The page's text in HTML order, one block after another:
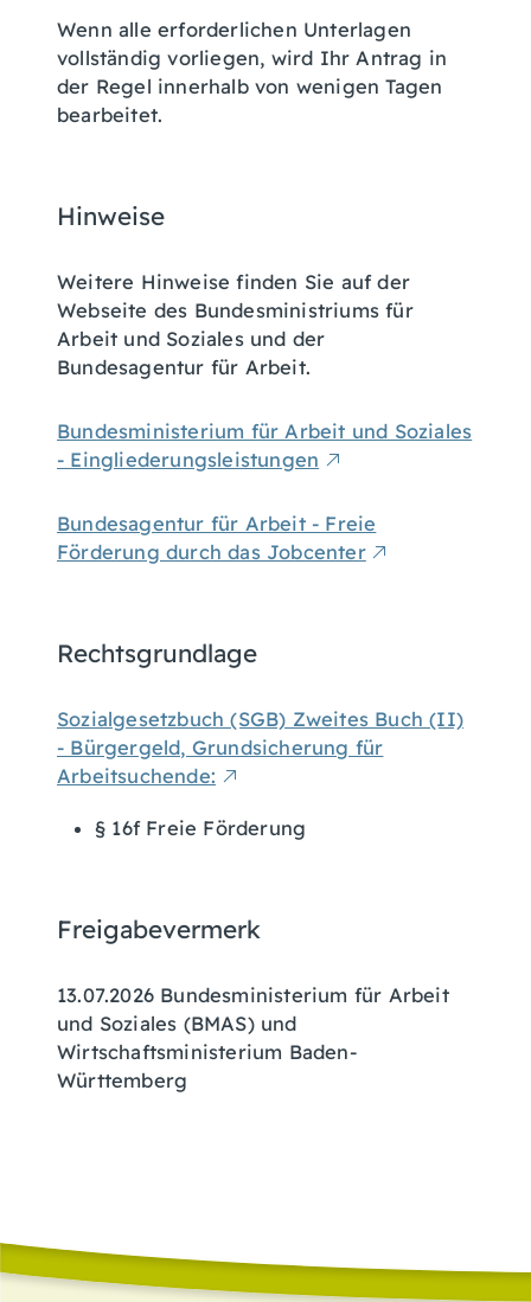
Wenn alle erforderlichen Unterlagen
vollständig vorliegen, wird Ihr Antrag in
der Regel innerhalb von wenigen Tagen
bearbeitet.
Hinweise
Weitere Hinweise finden Sie auf der
Webseite des Bundesministriums für
Arbeit und Soziales und der
Bundesagentur für Arbeit.
Bundesministerium für Arbeit und Soziales
- Eingliederungsleistungen
Bundesagentur für Arbeit - Freie
Förderung durch das Jobcenter
Rechtsgrundlage
Sozialgesetzbuch (SGB) Zweites Buch (II)
- Bürgergeld, Grundsicherung für
Arbeitsuchende:
§ 16f Freie Förderung
Freigabevermerk
13.07.2026 Bundesministerium für Arbeit
und Soziales (BMAS) und
Wirtschaftsministerium Baden-
Württemberg